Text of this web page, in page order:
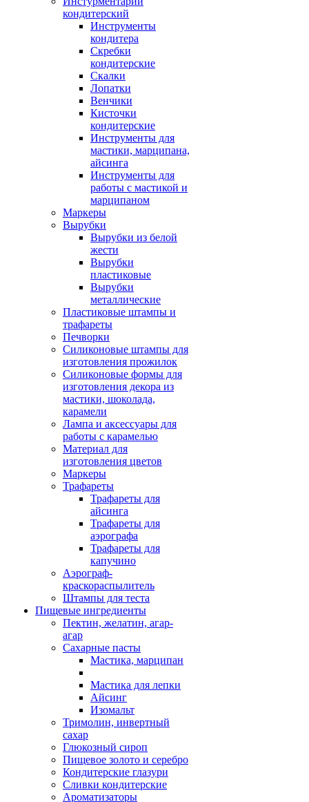
кондитерский
Инструменты
кондитера
Скребки
кондитерские
Скалки
Лопатки
Венчики
Кисточки
кондитерские
Инструменты для
мастики, марципана,
айсинга
Инструменты для
работы с мастикой и
марципаном
Маркеры
Вырубки
Вырубки из белой
жести
Вырубки
пластиковые
Вырубки
металлические
Пластиковые штампы и
трафареты
Печворки
Силиконовые штампы для
изготовления прожилок
Силиконовые формы для
изготовления декора из
мастики, шоколада,
карамели
Лампа и аксессуары для
работы с карамелью
Материал для
изготовления цветов
Маркеры
Трафареты
Трафареты для
айсинга
Трафареты для
аэрографа
Трафареты для
капучино
Аэрограф-
краскораспылитель
Штампы для теста
Пищевые ингредиенты
Пектин, желатин, агар-
агар
Сахарные пасты
Мастика, марципан
Мастика для лепки
Айсинг
Изомальт
Тримолин, инвертный
сахар
Глюкозный сироп
Пищевое золото и серебро
Кондитерские глазури
Сливки кондитерские
Ароматизаторы